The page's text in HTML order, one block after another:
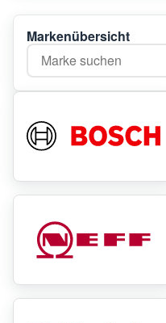
Markenübersicht
Marke suchen